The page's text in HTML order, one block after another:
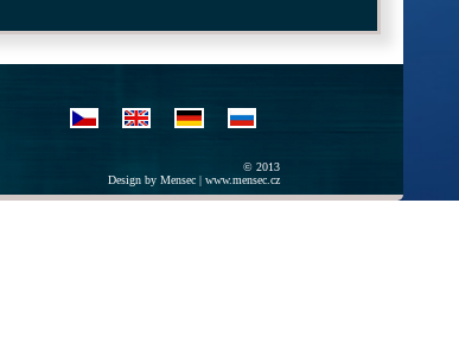
© 2013
Design by Mensec | www.mensec.cz